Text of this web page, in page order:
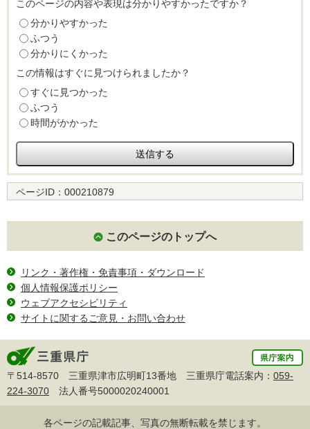
このページの内容や表現は分かりやすかったですか？
分かりやすかった
ふつう
分かりにくかった
この情報はすぐに見つけられましたか？
すぐに見つかった
ふつう
時間がかかった
ページID： 000210879
このページのトップへ
リンク・著作権・免責事項・ダウンロード
個人情報保護ポリシー
ウェブアクセシビリティ
サイトに関するご意見・お問い合わせ
〒514-8570 三重県津市広明町13番地 三重県庁電話案内： 059-
224-3070 法人番号5000020240001
各ページの記載記事、写真の無断転載を禁じます。